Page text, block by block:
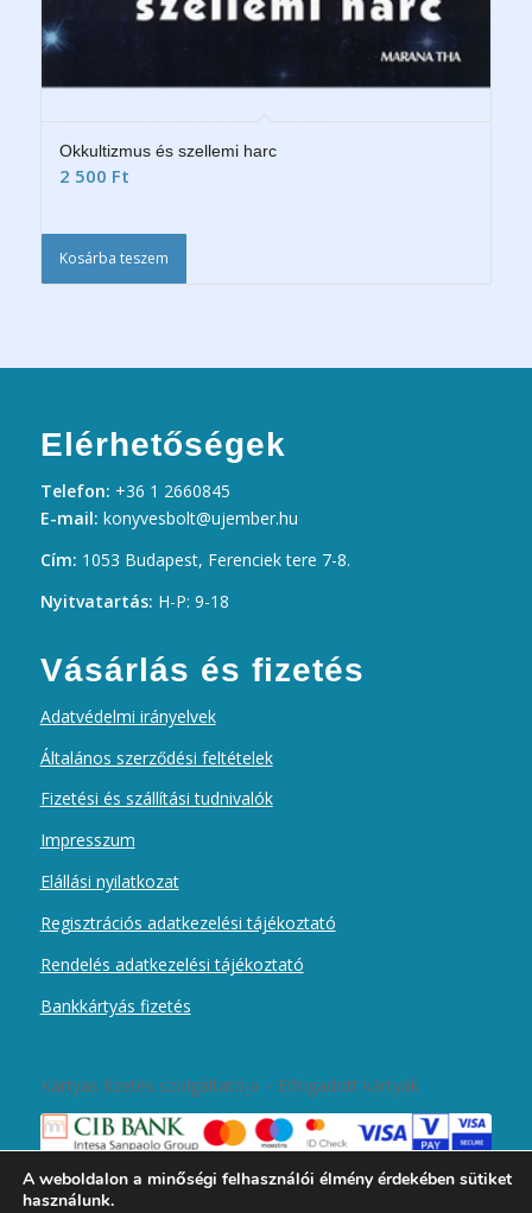
Okkultizmus és szellemi harc
2 500 Ft
Kosárba teszem
Elérhetőségek
Telefon: +36 1 2660845
E-mail: konyvesbolt@ujember.hu
Cím: 1053 Budapest, Ferenciek tere 7-8.
Nyitvatartás: H-P: 9-18
Vásárlás és fizetés
Adatvédelmi irányelvek
Általános szerződési feltételek
Fizetési és szállítási tudnivalók
Impresszum
Elállási nyilatkozat
Regisztrációs adatkezelési tájékoztató
Rendelés adatkezelési tájékoztató
Bankkártyás fizetés
Kártyás fizetés szolgáltatója – Elfogadott kártyák
A weboldalon a minőségi felhasználói élmény érdekében sütiket
használunk.